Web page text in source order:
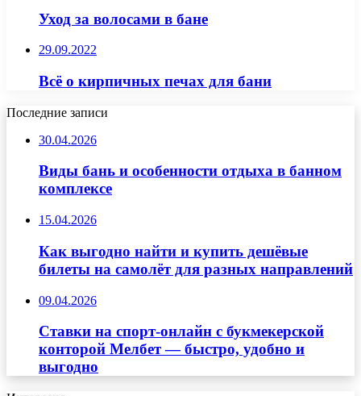
Уход за волосами в бане
29.09.2022
Всё о кирпичных печах для бани
Последние записи
30.04.2026
Виды бань и особенности отдыха в банном
комплексе
15.04.2026
Как выгодно найти и купить дешёвые
билеты на самолёт для разных направлений
09.04.2026
Ставки на спорт-онлайн с букмекерской
конторой Мелбет — быстро, удобно и
выгодно